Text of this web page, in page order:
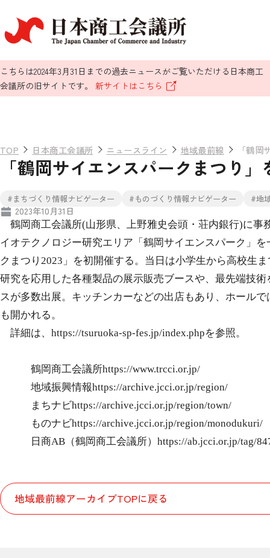
こちらは2024年3月31日までの過去ニュースがご覧いただける日本商工
会議所の旧サイトです。 新サイトはこちら
TOP 日本商工会議所 ニュースライン 地域最前線 「鶴
「鶴岡サイエンスパークまつり
#まちづくり情報ナビゲーター #ものづくり情報ナビゲーター #地
2023年10月31日
鶴岡商工会議所(山形県、上野雅史会頭・荘内銀行)に事
イオテクノロジー研究エリア「鶴岡サイエンスパーク」
クまつり 2023 」を初開催する。当日は小学生から高校生
研究を応用した各種製品の展示販売ブースや、最先端技
スが多数出展。キッチンカーなどの出店もあり、ホール
も開かれる。
詳細は、 https://tsuruoka-sp-fes.jp/index.phpを参照。
鶴岡商工会議所https://www.trcci.or.jp/
地域振興情報https://archive.jcci.or.jp/region/
まちナビhttps://archive.jcci.or.jp/region/town/
ものナビhttps://archive.jcci.or.jp/region/monodukuri/
日商AB （鶴岡商工会議所） https://ab.jcci.or.jp/tag/
地域最前線アーカイブTOPに戻る